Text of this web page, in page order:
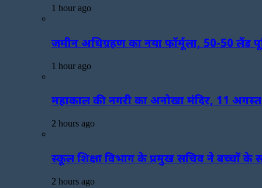
1 hour ago
जमीन अधिग्रहण का नया फॉर्मूला, 50-50
1 hour ago
महाकाल की नगरी का अनोखा मंदिर, 11
2 hours ago
स्कूल शिक्षा विभाग के प्रमुख सचिव ने बच्चों के
2 hours ago